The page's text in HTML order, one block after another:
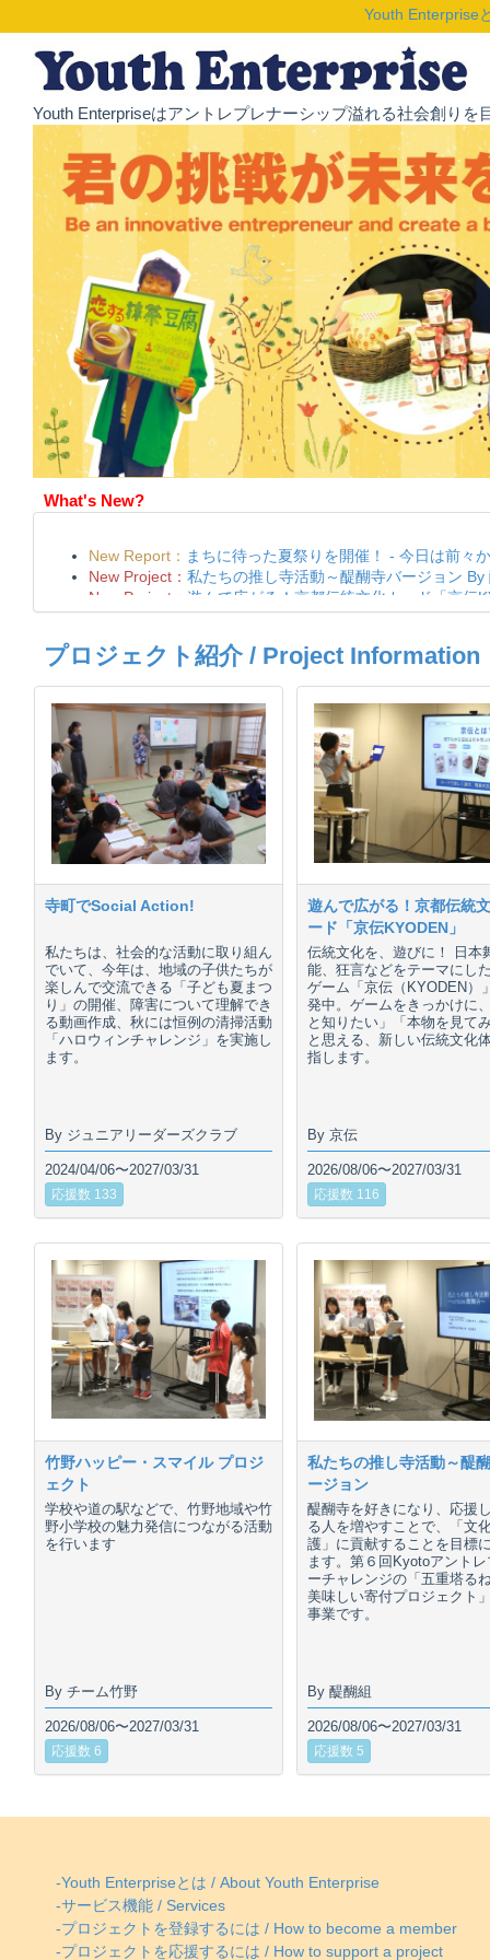
Youth Enterprise
Youth Enterpriseはアントレプレナーシップ溢れる社会創り
What's New?
プロジェクト紹介 / Project Information
寺町でSocial Action!
私たちは、社会的な活動に取り組ん
でいて、今年は、地域の子供たちが
楽しんで交流できる「子ども夏まつ
り」の開催、障害について理解でき
る動画作成、秋には恒例の清掃活動
「ハロウィンチャレンジ」を実施し
ます。
By ジュニアリーダーズクラブ
2024/04/06〜2027/03/31
応援数 133
遊んで広がる！京都伝統
ード「京伝KYODEN」
伝統文化を、遊びに！ 日本
能、狂言などをテーマにし
ゲーム「京伝（KYODEN）
発中。ゲームをきっかけに
と知りたい」「本物を見て
と思える、新しい伝統文化
指します。
By 京伝
2026/08/06〜2027/03/31
応援数 116
竹野ハッピー・スマイル プロジ
ェクト
学校や道の駅などで、竹野地域や竹
野小学校の魅力発信につながる活動
を行います
By チーム竹野
2026/08/06〜2027/03/31
応援数 6
私たちの推し寺活動～醍
ージョン
醍醐寺を好きになり、応援
る人を増やすことで、「文
護」に貢献することを目標
ます。第６回Kyotoアント
ーチャレンジの「五重塔る
美味しい寄付プロジェクト
事業です。
By 醍醐組
2026/08/06〜2027/03/31
応援数 5
-Youth Enterpriseとは / About Youth Enterprise
-サービス機能 / Services
-プロジェクトを登録するには / How to become a member
-プロジェクトを応援するには / How to support a project